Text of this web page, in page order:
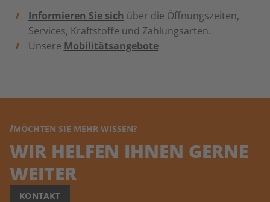
Informieren Sie sich über die Öffnungszeiten,
Services, Kraftstoffe und Zahlungsarten.
Unsere Mobilitätsangebote
MÖCHTEN SIE MEHR WISSEN?
WIR HELFEN IHNEN GERNE
WEITER
KONTAKT